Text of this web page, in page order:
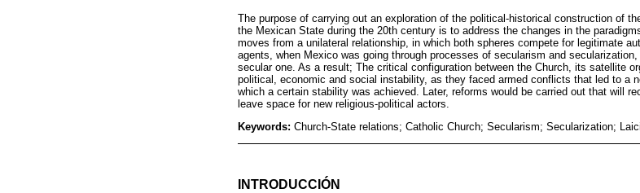
The purpose of carrying out an exploration of the political-historical construction of
the Mexican State during the 20th century is to address the changes in the
moves from a unilateral relationship, in which both spheres compete for legitimate
agents, when Mexico was going through processes of secularism and
secular one. As a result; The critical configuration between the Church, its satellite
political, economic and social instability, as they faced armed conflicts that led to a
which a certain stability was achieved. Later, reforms would be carried out that will
leave space for new religious-political actors.
Keywords: Church-State relations; Catholic Church; Secularism; Secularization;
INTRODUCCIÓN